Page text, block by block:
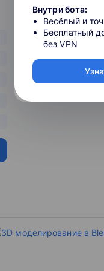
лайкают,
Внутри бота:
Весёлый и
Бесплатный
без VPN